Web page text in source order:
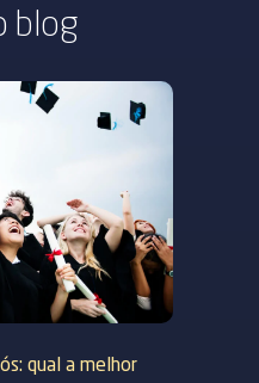
blog
qual a melhor